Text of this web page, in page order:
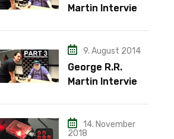
Martin Interview
9. August 2014
George R.R.
Martin Interview
14. November
2018